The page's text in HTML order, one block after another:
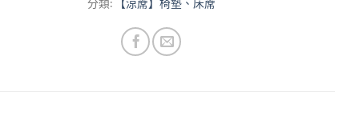
分類:
【涼蓆】椅墊、床蓆